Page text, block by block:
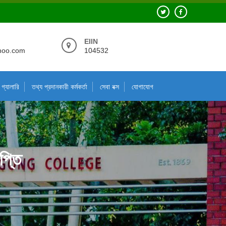
EIIN
104532
গ্যালারি তথ্য প্রদানকারী কর্মকর্তা সেবা বক্স যোগাযোগ